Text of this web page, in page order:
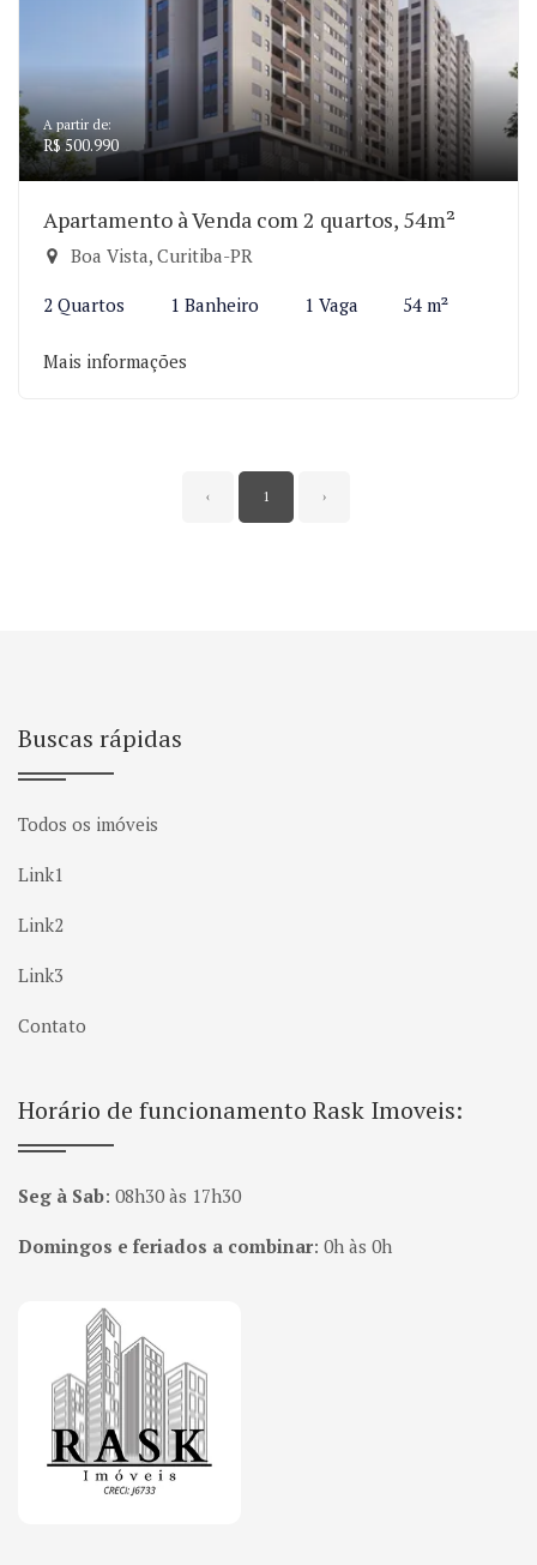
A partir de:
R$ 500.990
Apartamento à Venda com 2 quartos, 54m²
Boa Vista, Curitiba-PR
2 Quartos 1 Banheiro 1 Vaga 54 m²
Mais informações
‹ 1 ›
Buscas rápidas
Todos os imóveis
Link1
Link2
Link3
Contato
Horário de funcionamento Rask Imoveis:
Seg à Sab: 08h30 às 17h30
Domingos e feriados a combinar: 0h às 0h
Página inicial